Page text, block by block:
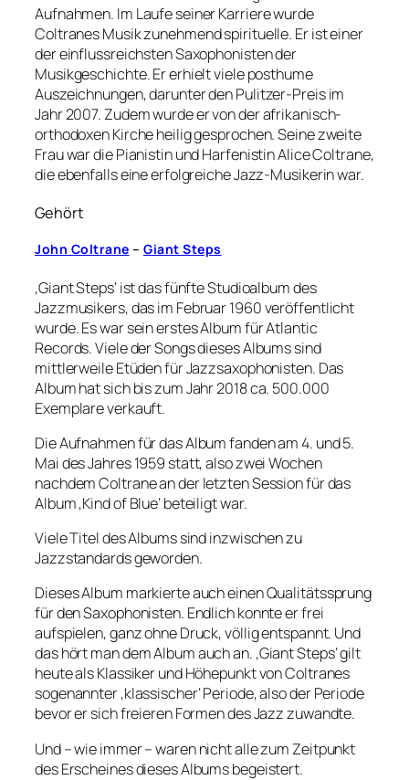
Aufnahmen. Im Laufe seiner Karriere wurde
Coltranes Musik zunehmend spirituelle. Er ist einer
der einflussreichsten Saxophonisten der
Musikgeschichte. Er erhielt viele posthume
Auszeichnungen, darunter den Pulitzer-Preis im
Jahr 2007. Zudem wurde er von der afrikanisch-
orthodoxen Kirche heilig gesprochen. Seine zweite
Frau war die Pianistin und Harfenistin Alice Coltrane,
die ebenfalls eine erfolgreiche Jazz-Musikerin war.
Gehört
John Coltrane – Giant Steps
‚Giant Steps‘ ist das fünfte Studioalbum des
Jazzmusikers, das im Februar 1960 veröffentlicht
wurde. Es war sein erstes Album für Atlantic
Records. Viele der Songs dieses Albums sind
mittlerweile Etüden für Jazzsaxophonisten. Das
Album hat sich bis zum Jahr 2018 ca. 500.000
Exemplare verkauft.
Die Aufnahmen für das Album fanden am 4. und 5.
Mai des Jahres 1959 statt, also zwei Wochen
nachdem Coltrane an der letzten Session für das
Album ‚Kind of Blue‘ beteiligt war.
Viele Titel des Albums sind inzwischen zu
Jazzstandards geworden.
Dieses Album markierte auch einen Qualitätssprung
für den Saxophonisten. Endlich konnte er frei
aufspielen, ganz ohne Druck, völlig entspannt. Und
das hört man dem Album auch an. ‚Giant Steps‘ gilt
heute als Klassiker und Höhepunkt von Coltranes
sogenannter ‚klassischer‘ Periode, also der Periode
bevor er sich freieren Formen des Jazz zuwandte.
Und – wie immer – waren nicht alle zum Zeitpunkt
des Erscheines dieses Albums begeistert.